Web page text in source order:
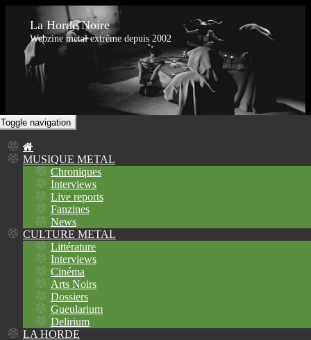
La Horde Noire
Webzine metal extrême depuis 2002
Toggle navigation
MUSIQUE METAL
Chroniques
Interviews
Live reports
Fanzines
News
CULTURE METAL
Littérature
Interviews
Cinéma
Arts Noirs
Dossiers
Gueularium
Delirium
LA HORDE